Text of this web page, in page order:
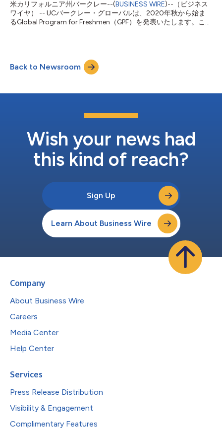
米カリフォルニア州バークレー--(BUSINESS WIRE)--（ビジネス
ワイヤ） -- UCバークレー・グローバルは、2020年秋から始ま
るGlobal Program for Freshmen（GPF）を発表いたします。この
ながら、オンラインのツールを用いて小集団で仲間と協働するこ
とになります。GPFはLetters & Science（L&S）の授業を提供
し、多様な分野の専攻の前提となる主要科目をカバーしていま
追加のプログラムで、大学生活の準備、専攻の選択やキャリア開
は、学生は所属教育機関の単位に読み替え可能な単位を得ること
ができます。そのためGPFは、新入学生に質の高いオンライン・
刺激的な体験を望んでいる学生個人...
Back to Newsroom
Wish your news had
this kind of reach?
Sign Up
Learn About Business Wire
Company
About Business Wire
Careers
Media Center
Help Center
Services
Press Release Distribution
Visibility & Engagement
Complimentary Features